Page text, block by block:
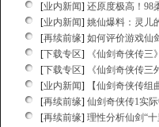
[业内新闻] 还原度极高！98
[业内新闻] 姚仙爆料：灵儿
[再续前缘] 如何评价游戏仙
[下载专区]
《仙剑奇侠传三
[下载专区]
《仙剑奇侠传
[业内新闻]
【仙剑奇侠传
[再续前缘] 仙剑奇侠传1实
[再续前缘] 理性分析仙剑“